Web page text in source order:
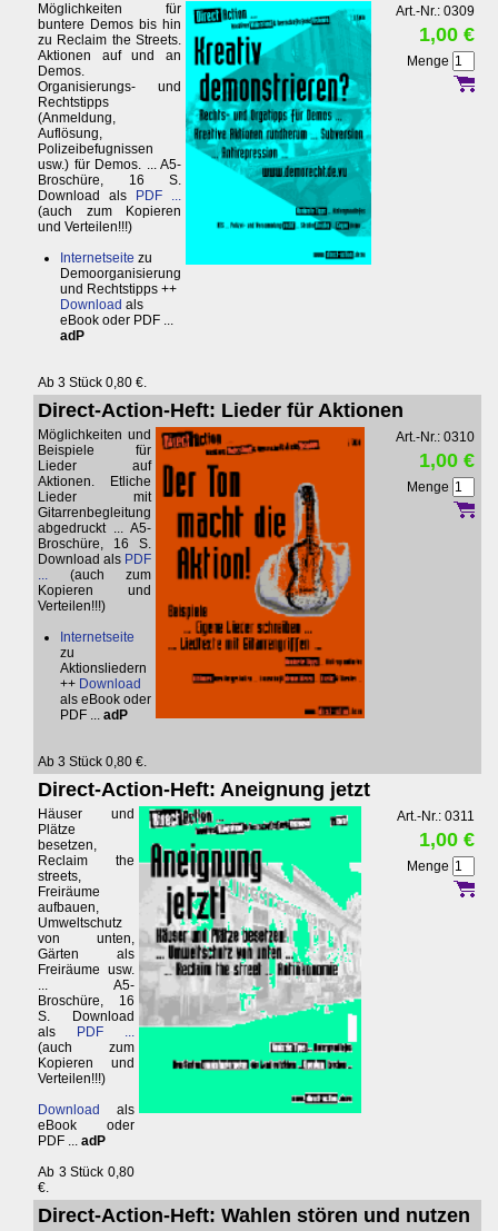
Möglichkeiten für
buntere Demos bis hin
zu Reclaim the Streets.
Aktionen auf und an
Demos.
Organisierungs- und
Rechtstipps
(Anmeldung,
Auflösung,
Polizeibefugnissen
usw.) für Demos. ... A5-
Broschüre, 16 S.
Download als
PDF ...
(auch zum Kopieren
und Verteilen!!!)
Internetseite zu
Demoorganisierung
und Rechtstipps ++
Download als
eBook oder PDF ...
adP
Ab 3 Stück 0,80 €.
Art.-Nr.: 0309
1,00 €
Menge
Direct-Action-Heft: Lieder für Aktionen
Möglichkeiten und
Beispiele für
Lieder auf
Aktionen. Etliche
Lieder mit
Gitarrenbegleitung
abgedruckt ... A5-
Broschüre, 16 S.
Download als PDF
... (auch zum
Kopieren und
Verteilen!!!)
Internetseite
zu
Aktionsliedern
++ Download
als eBook oder
PDF ... adP
Ab 3 Stück 0,80 €.
Art.-Nr.: 0310
1,00 €
Menge
Direct-Action-Heft: Aneignung jetzt
Häuser und
Plätze
besetzen,
Reclaim the
streets,
Freiräume
aufbauen,
Umweltschutz
von unten,
Gärten als
Freiräume usw.
... A5-
Broschüre, 16
S. Download
als
PDF ...
(auch zum
Kopieren und
Verteilen!!!)
Download
als
eBook oder
PDF ... adP
Ab 3 Stück 0,80
€.
Art.-Nr.: 0311
1,00 €
Menge
Direct-Action-Heft: Wahlen stören und nutzen